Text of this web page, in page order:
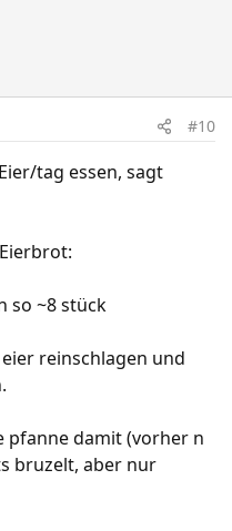
#10
tag essen, sagt
so ~8 stück
reinschlagen und
pfanne damit (vorher n
bruzelt, aber nur